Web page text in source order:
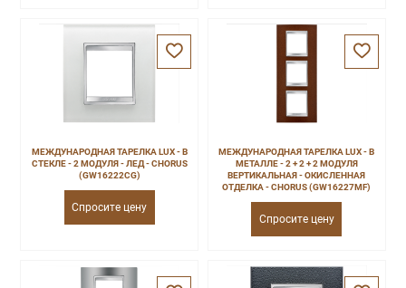
МЕЖДУНАРОДНАЯ ТАРЕЛКА LUX - В
СТЕКЛЕ - 2 МОДУЛЯ - ЛЕД - CHORUS
(GW16222CG)
Спросите цену
МЕЖДУНАРОДНАЯ ТАРЕЛКА LUX - В
МЕТАЛЛЕ - 2 + 2 + 2 МОДУЛЯ
ВЕРТИКАЛЬНАЯ - ОКИСЛЕННАЯ
ОТДЕЛКА - CHORUS (GW16227MF)
Спросите цену